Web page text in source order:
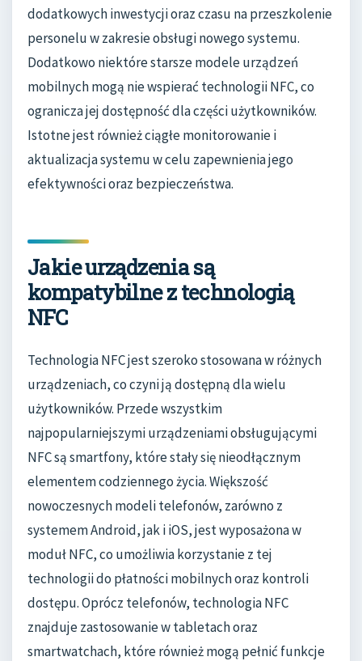
dodatkowych inwestycji oraz czasu na przeszkolenie
personelu w zakresie obsługi nowego systemu.
Dodatkowo niektóre starsze modele urządzeń
mobilnych mogą nie wspierać technologii NFC, co
ogranicza jej dostępność dla części użytkowników.
Istotne jest również ciągłe monitorowanie i
aktualizacja systemu w celu zapewnienia jego
efektywności oraz bezpieczeństwa.
Jakie urządzenia są
kompatybilne z technologią
NFC
Technologia NFC jest szeroko stosowana w różnych
urządzeniach, co czyni ją dostępną dla wielu
użytkowników. Przede wszystkim
najpopularniejszymi urządzeniami obsługującymi
NFC są smartfony, które stały się nieodłącznym
elementem codziennego życia. Większość
nowoczesnych modeli telefonów, zarówno z
systemem Android, jak i iOS, jest wyposażona w
moduł NFC, co umożliwia korzystanie z tej
technologii do płatności mobilnych oraz kontroli
dostępu. Oprócz telefonów, technologia NFC
znajduje zastosowanie w tabletach oraz
smartwatchach, które również mogą pełnić funkcje